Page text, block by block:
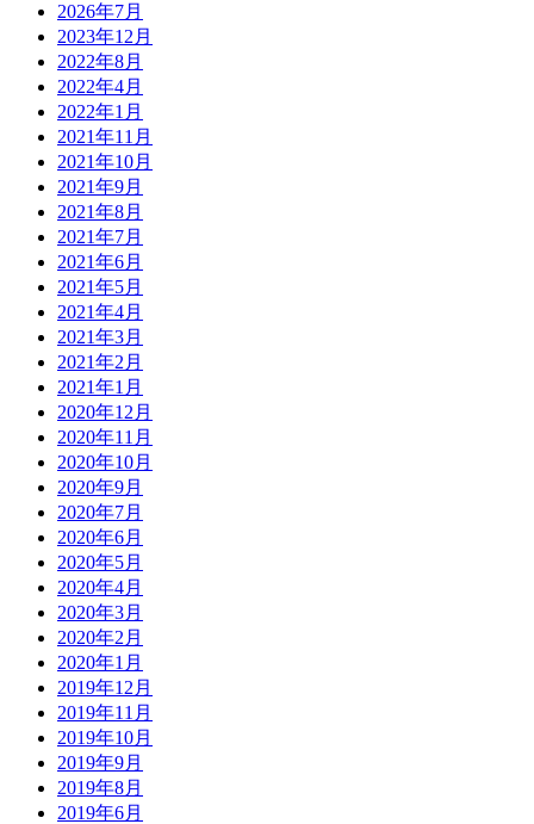
2026年7月
2023年12月
2022年8月
2022年4月
2022年1月
2021年11月
2021年10月
2021年9月
2021年8月
2021年7月
2021年6月
2021年5月
2021年4月
2021年3月
2021年2月
2021年1月
2020年12月
2020年11月
2020年10月
2020年9月
2020年7月
2020年6月
2020年5月
2020年4月
2020年3月
2020年2月
2020年1月
2019年12月
2019年11月
2019年10月
2019年9月
2019年8月
2019年6月